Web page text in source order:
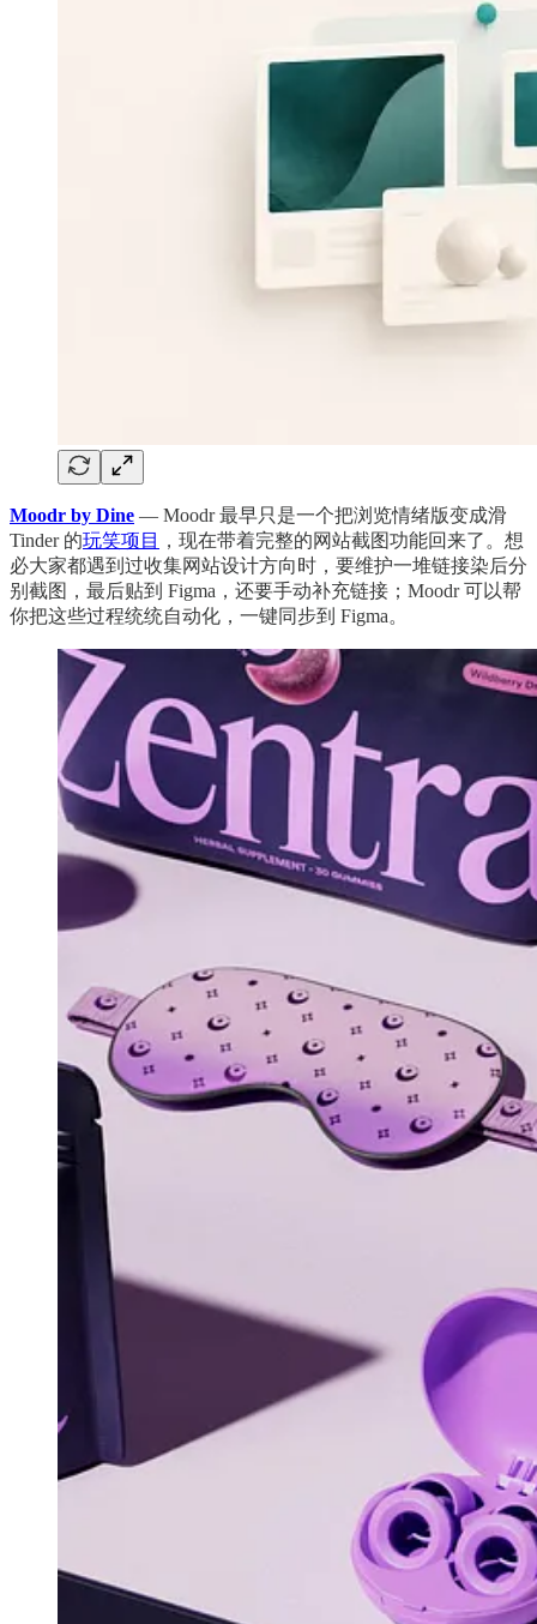
Moodr by Dine — Moodr 最早只是一个把浏览情绪版变成滑
Tinder 的玩笑项目
，现在带着完整的网站截图功能回来了。想
必大家都遇到过收集网站设计方向时，要维护一堆链接染后分
别截图，最后贴到 Figma，还要手动补充链接；Moodr 可以帮
你把这些过程统统自动化，一键同步到 Figma。